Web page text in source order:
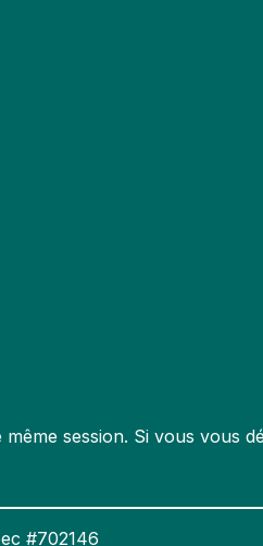
session. Si vous vous
#702146